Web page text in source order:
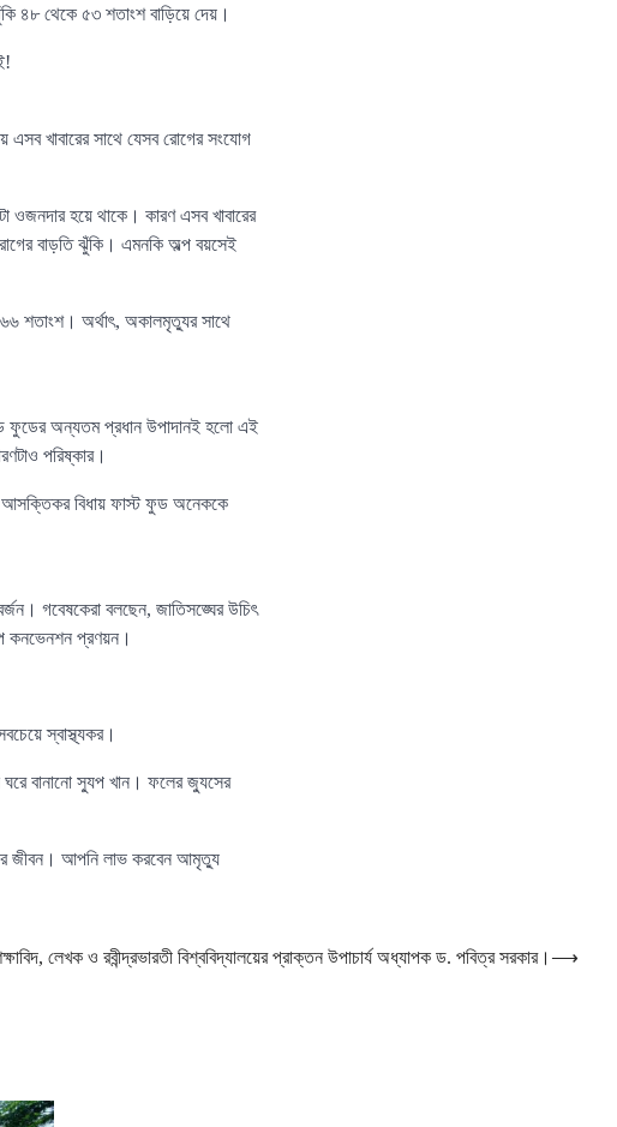
৪৮ থেকে ৫৩ শতাংশ বাড়িয়ে দেয়।
এসব খাবারের সাথে যেসব রোগের সংযোগ
ওজনদার হয়ে থাকে। কারণ এসব খাবারের
বাড়তি ঝুঁকি। এমনকি অল্প বয়সেই
শতাংশ। অর্থাৎ, অকালমৃত্যুর সাথে
ফুডের অন্যতম প্রধান উপাদানই হলো এই
পরিষ্কার।
আসক্তিকর বিধায় ফাস্ট ফুড অনেককে
গবেষকেরা বলছেন, জাতিসঙ্ঘের উচিৎ
কনভেনশন প্রণয়ন।
স্বাস্থ্যকর।
ঘরে বানানো স্যুপ খান। ফলের জ্যুসের
জীবন। আপনি লাভ করবেন আমৃত্যু
লেখক ও রবীন্দ্রভারতী বিশ্ববিদ্যালয়ের প্রাক্তন উপাচার্য অধ্যাপক ড. পবিত্র সরকার। ⟶